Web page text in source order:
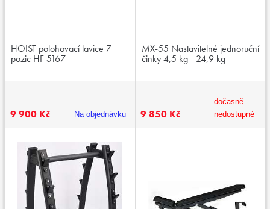
HOIST polohovací lavice 7
pozic HF 5167
9 900 Kč Na objednávku
MX-55 Nastavitelné jednoruční
činky 4,5 kg - 24,9 kg
9 850 Kč
dočasně
nedostupné